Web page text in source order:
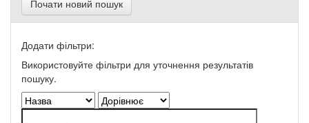
Почати новий пошук
Додати фільтри:
Використовуйте фільтри для уточнення результатів
пошуку.